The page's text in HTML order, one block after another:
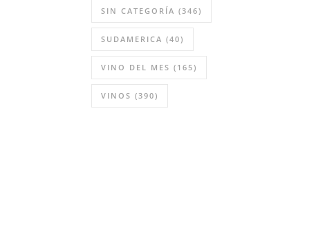
SIN CATEGORÍA (346)
SUDAMERICA (40)
VINO DEL MES (165)
VINOS (390)